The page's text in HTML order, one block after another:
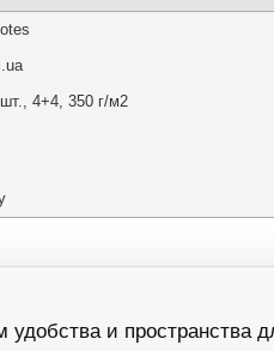
4+4, 350 г/м2
и пространства